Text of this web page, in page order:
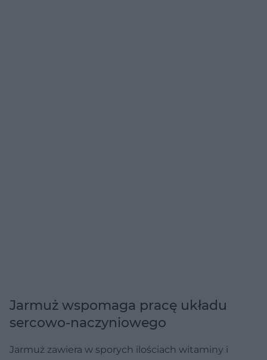
Jarmuż wspomaga pracę układu
sercowo-naczyniowego
Jarmuż zawiera w sporych ilościach witaminy i